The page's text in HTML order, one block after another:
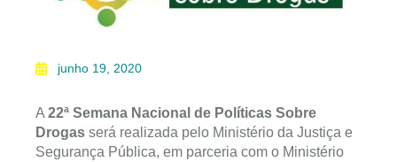
junho 19, 2020
A 22ª Semana Nacional de Políticas Sobre
Drogas será realizada pelo Ministério da Justiça e
Segurança Pública, em parceria com o Ministério